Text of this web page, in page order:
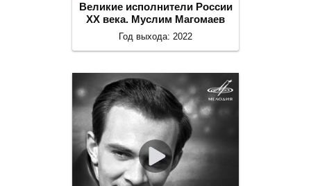
Великие исполнители России
ХХ века. Муслим Магомаев
Год выхода: 2022